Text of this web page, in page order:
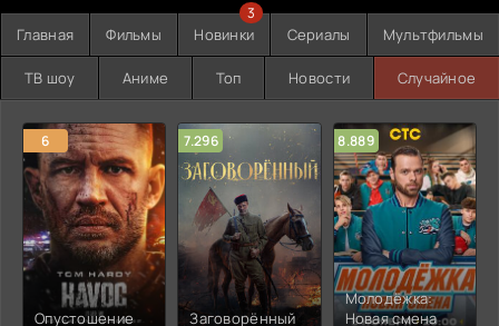
Главная Фильмы Новинки
3
Сериалы Мультфильмы
ТВ шоу Аниме Топ Новости Случайное
6
Опустошение
7.296
Заговорённый
8.889
Молодёжка:
Новая смена